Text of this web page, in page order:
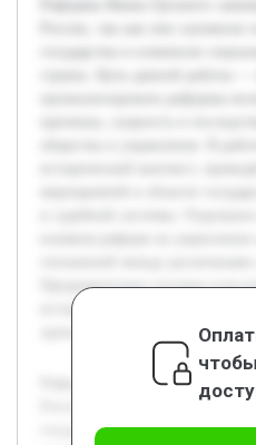
Предварительно изучена
историография, что позволит
зрения и представить
Реформы Ивана Грозного
государства и изменили